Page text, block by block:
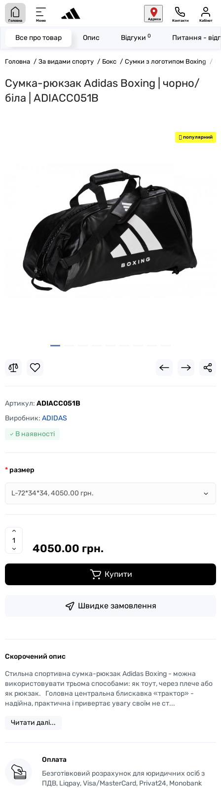
Головна Меню Адреса Контакти Кабінет
Головна За видами спорту Бокс Сумки з логотипом Boxing
Сумка-рюкзак Adidas Boxing | чорно/
біла | ADIACC051B
Все про товар Опис Відгуки 0 Питання -
популярний
Артикул: ADIACC051B
Виробник: ADIDAS
В наявності
размер
4050.00 грн.
Купити
Швидке замовлення
Скорочений опис
Стильна спортивна сумка-рюкзак Adidas Boxing - можна
використовувати трьома способами: як тоут, через плече або
як рюкзак. Головна центральна блискавка «трактор» -
надійна, практична і привертає увагу своїм не ст...
Читати далі...
Оплата
Безготівковий розрахунок для юридичних осіб з
ПДВ, Liqpay, Visa/MasterCard, Privat24, Monobank